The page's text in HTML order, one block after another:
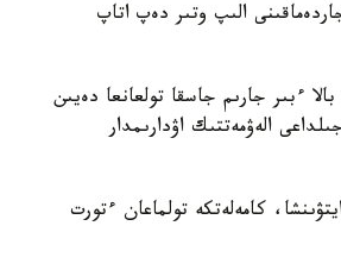
استانا قالاسىندا 7821 وتباسى وسى جاردەماقىنى الىپ وتىر دەپ اتاپ
ءبىر جارىم جاسقا تولعانعا دەيىن
الەۋمەتتىك اۋدارىمدار
كامەلەتكە تولماعان ءتورت